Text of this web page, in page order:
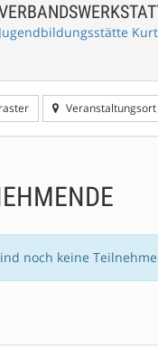
Jugendbildungsstätte
Veranstaltungsort
noch keine